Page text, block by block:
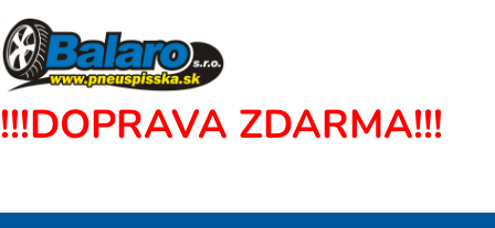
!!!DOPRAVA ZDARMA!!!